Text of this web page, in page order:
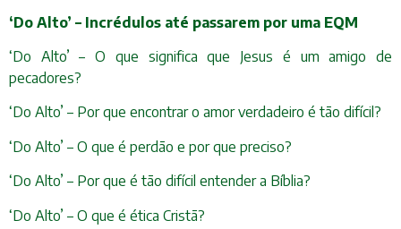
‘Do Alto’ – Incrédulos até passarem por uma EQM
‘Do Alto’ – O que significa que Jesus é um amigo de
pecadores?
‘Do Alto’ – Por que encontrar o amor verdadeiro é tão difícil?
‘Do Alto’ – O que é perdão e por que preciso?
‘Do Alto’ – Por que é tão difícil entender a Bíblia?
‘Do Alto’ – O que é ética Cristã?